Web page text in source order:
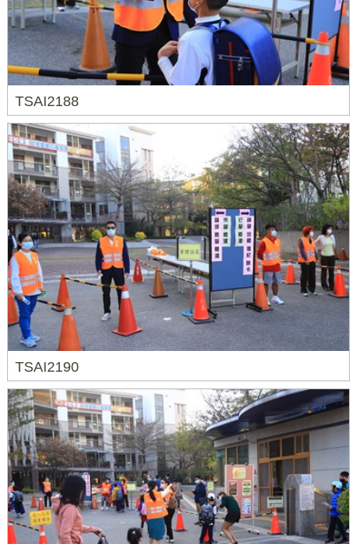
TSAI2188
TSAI2190